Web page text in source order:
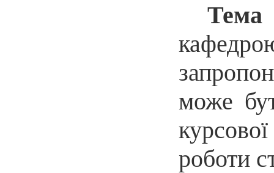
Тема
може
роботи